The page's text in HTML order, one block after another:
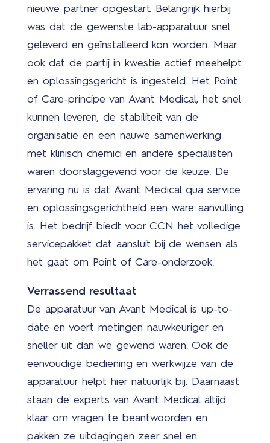
nieuwe partner opgestart. Belangrijk hierbij
was dat de gewenste lab-apparatuur snel
geleverd en geïnstalleerd kon worden. Maar
ook dat de partij in kwestie actief meehelpt
en oplossingsgericht is ingesteld. Het Point
of Care-principe van Avant Medical, het snel
kunnen leveren, de stabiliteit van de
organisatie en een nauwe samenwerking
met klinisch chemici en andere specialisten
waren doorslaggevend voor de keuze. De
ervaring nu is dat Avant Medical qua service
en oplossingsgerichtheid een ware aanvulling
is. Het bedrijf biedt voor CCN het volledige
servicepakket dat aansluit bij de wensen als
het gaat om Point of Care-onderzoek.
Verrassend resultaat
De apparatuur van Avant Medical is up-to-
date en voert metingen nauwkeuriger en
sneller uit dan we gewend waren. Ook de
eenvoudige bediening en werkwijze van de
apparatuur helpt hier natuurlijk bij. Daarnaast
staan de experts van Avant Medical altijd
klaar om vragen te beantwoorden en
pakken ze uitdagingen zeer snel en